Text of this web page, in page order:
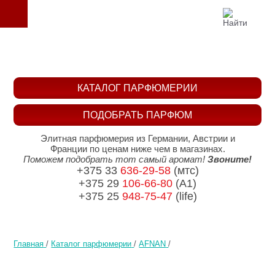
Главная / Каталог парфюмерии /AFNAN /
ПОДОБРАТЬ ПАРФЮМ
КАТАЛОГ ПАРФЮМЕРИИ
Элитная парфюмерия из Германии, Австрии и
Франции по ценам ниже чем в магазинах.
Поможем подобрать тот самый аромат! Звоните!
+375 33 636-29-58(мтс)
+375 29 106-66-80 (A1)
+375 25 948-75-47(life)